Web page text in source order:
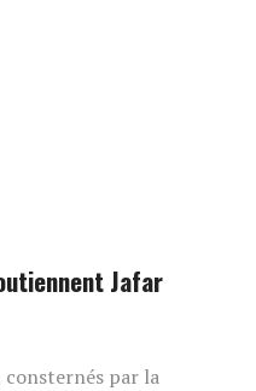
Jafar
consternés par la